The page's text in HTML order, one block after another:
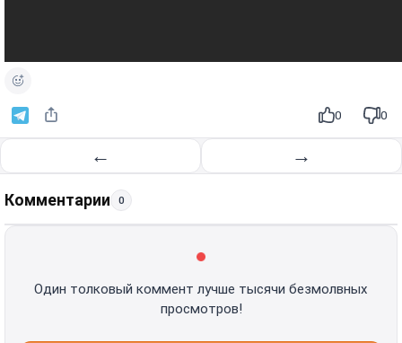
0 0
← →
Комментарии 0
Один толковый коммент лучше тысячи безмолвных
просмотров!